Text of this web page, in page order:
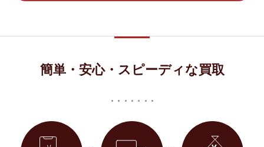
簡単・安心・スピーディな買取